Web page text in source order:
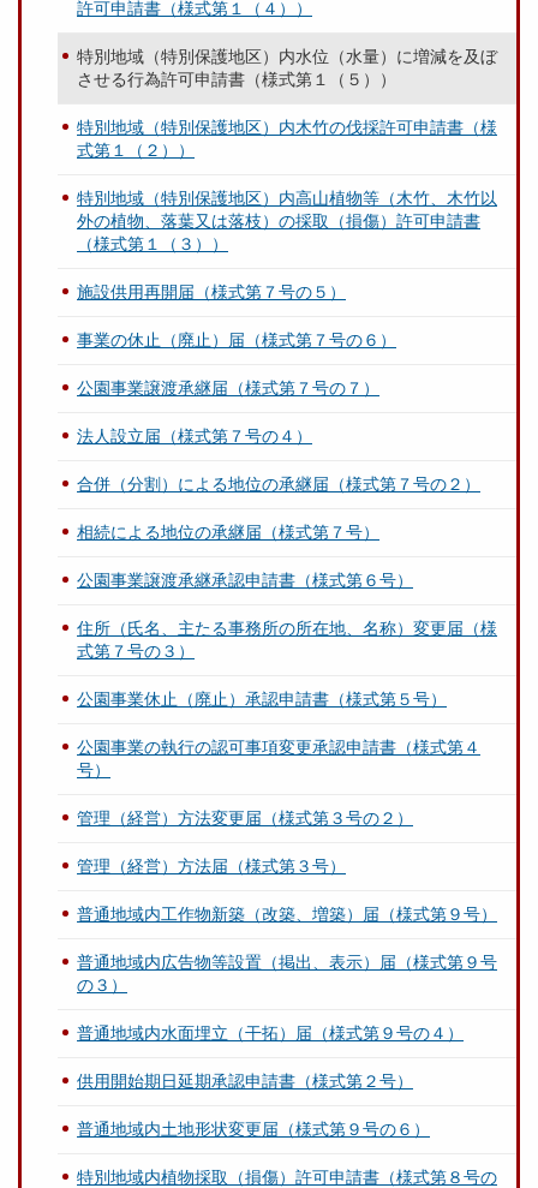
許可申請書（様式第１（４））
特別地域（特別保護地区）内水位（水量）に増減を及ぼ
させる行為許可申請書（様式第１（５））
特別地域（特別保護地区）内木竹の伐採許可申請書（様
式第１（２））
特別地域（特別保護地区）内高山植物等（木竹、木竹以
外の植物、落葉又は落枝）の採取（損傷）許可申請書
（様式第１（３））
施設供用再開届（様式第７号の５）
事業の休止（廃止）届（様式第７号の６）
公園事業譲渡承継届（様式第７号の７）
法人設立届（様式第７号の４）
合併（分割）による地位の承継届（様式第７号の２）
相続による地位の承継届（様式第７号）
公園事業譲渡承継承認申請書（様式第６号）
住所（氏名、主たる事務所の所在地、名称）変更届（様
式第７号の３）
公園事業休止（廃止）承認申請書（様式第５号）
公園事業の執行の認可事項変更承認申請書（様式第４
号）
管理（経営）方法変更届（様式第３号の２）
管理（経営）方法届（様式第３号）
普通地域内工作物新築（改築、増築）届（様式第９号）
普通地域内広告物等設置（掲出、表示）届（様式第９号
の３）
普通地域内水面埋立（干拓）届（様式第９号の４）
供用開始期日延期承認申請書（様式第２号）
普通地域内土地形状変更届（様式第９号の６）
特別地域内植物採取（損傷）許可申請書（様式第８号の